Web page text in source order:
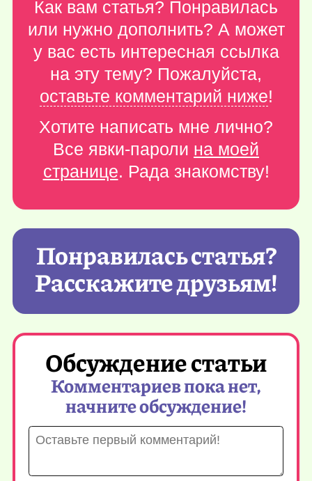
Как вам статья? Понравилась
или нужно дополнить? А может
у вас есть интересная ссылка
на эту тему? Пожалуйста,
оставьте комментарий ниже!
Хотите написать мне лично?
Все явки-пароли на моей
странице. Рада знакомству!
Понравилась статья?
Расскажите друзьям!
Обсуждение статьи
Комментариев пока нет,
начните обсуждение!